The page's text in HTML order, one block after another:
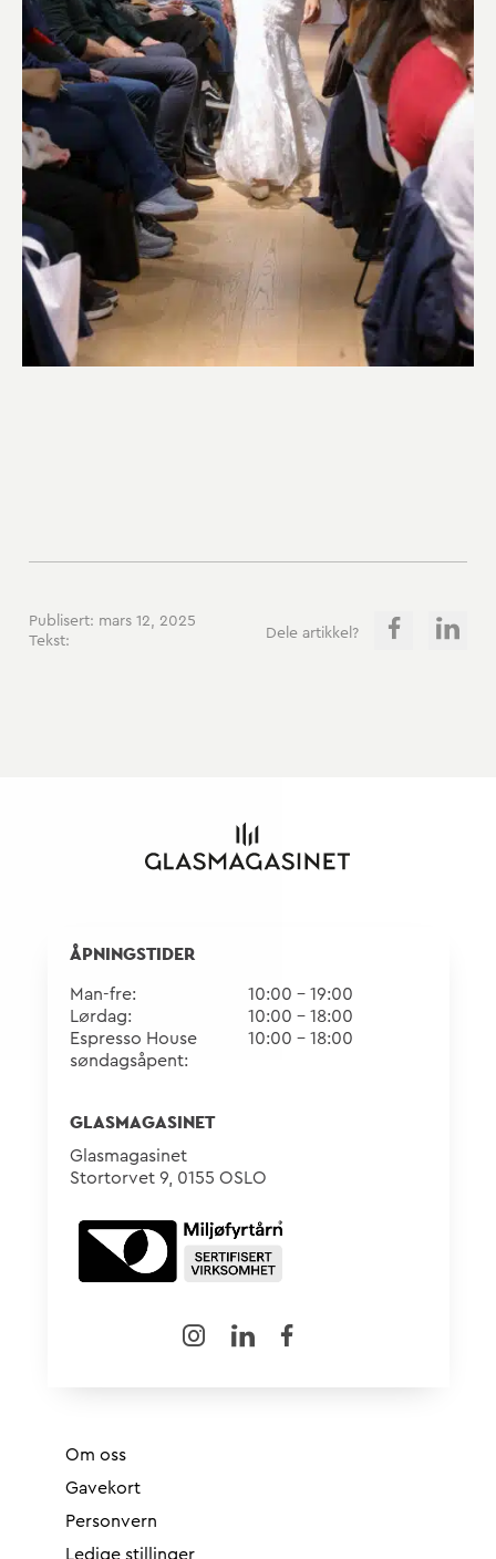
Publisert: mars 12, 2025
Tekst:
Dele artikkel?
ÅPNINGSTIDER
Man-fre:
10:00 - 19:00
Lørdag:
10:00 - 18:00
Espresso House
søndagsåpent:
10:00 - 18:00
GLASMAGASINET
Glasmagasinet
Stortorvet 9, 0155 OSLO
Om oss
Gavekort
Personvern
Ledige stillinger